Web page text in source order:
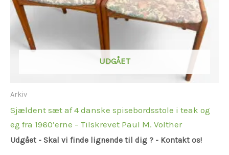
UDGÅET
Arkiv
Sjældent sæt af 4 danske spisebordsstole i teak og
eg fra 1960’erne – Tilskrevet Paul M. Volther
Udgået - Skal vi finde lignende til dig ? - Kontakt os!